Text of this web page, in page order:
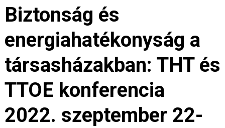
Biztonság és
energiahatékonyság a
társasházakban: THT és
TTOE konferencia
2022. szeptember 22-